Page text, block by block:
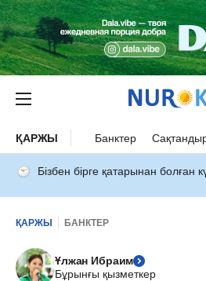
ҚАРЖЫ Банктер
Бізбен бірге қатарынан болған
ҚАРЖЫ БАНКТЕР
Ұлжан Ибраим
Бұрынғы қызметкер